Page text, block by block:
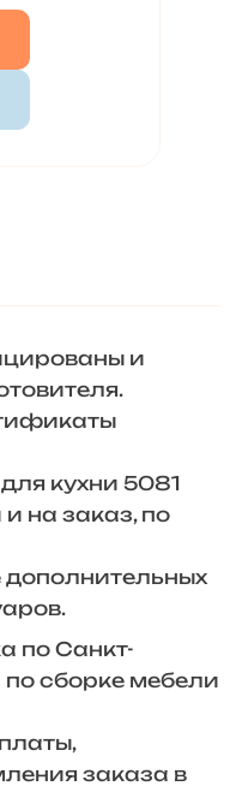
и
кухни 5081
на заказ, по
по Санкт-
по сборке мебели
заказа в